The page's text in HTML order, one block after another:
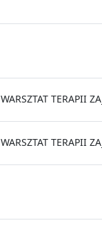
WARSZTAT TERAPII
WARSZTAT TERAPII